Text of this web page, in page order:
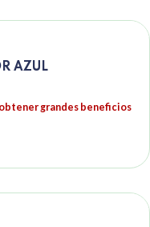
AZUL
grandes beneficios